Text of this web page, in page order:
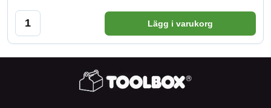
Lägg i varukorg